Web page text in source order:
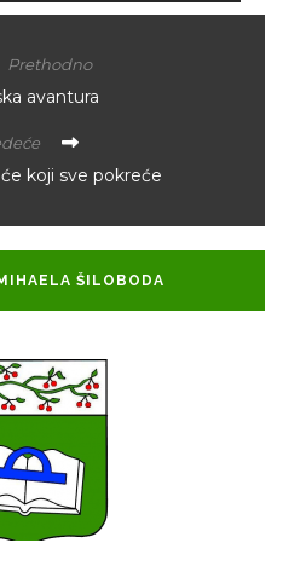
Prethodno
avantura
koji sve pokreće
ŠILOBODA